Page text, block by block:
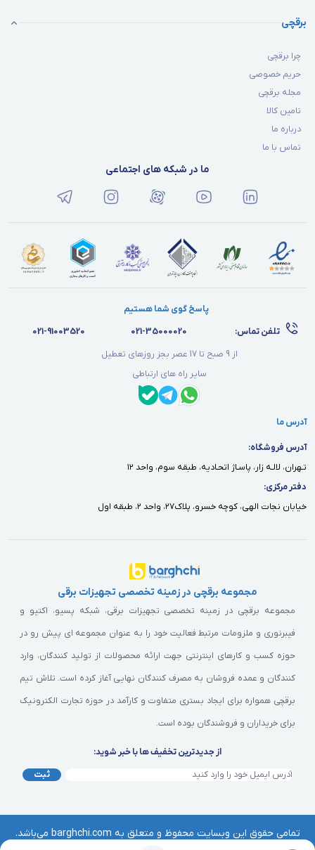
برقچی
چرا برقچی
حریم خصوصی
مجله برقچی
تامین کالا
درباره ما
تماس با ما
ما در شبکه های اجتماعی
پاسخ گوی شما هستیم
تلفن تماس:
021-35000020
021-91003520
از 9 صبح تا 17 عصر بجز روزهای تعطیل
سایر راه های ارتباطی
آدرس ما
آدرس فروشگاه:
تـهران، لالـه زار، پاسـاژ اتحـاديه، طبقه سوم، واحد ١٢
دفتر مركزى:
خيابان نجات الهى، كوچه خسرو، پلاك٢٧، واحد ٢، طبقه اول
مجموعه برقچی در زمینه تخصصی تجهیزات برقی
مجموعه برقچی در زمینه تخصصی تجهیزات برقی، شبکه پسیو، اکتیو و
فیبرنوری و ملزومات مرتبط فعالیت خود را به عنوان مجموعه ای پیش رو در
حوزه کسب و کارهای اینترنتی جهت ارائه محصولات از تولید کنندگان، وارد
کنندگان و عمده فروشان به مصرف کنندگان نهایی آغاز کرده است. تلاش تیم
برقچی همواره برای ایجاد بستری متفاوت و کارآمد در حوزه تجارت الکترونیک
برای خریداران و فروشندگان بوده است.
از جدیدترین تخفیف ها با خبر شوید:
ثبت
تمامی حقوق این وبسایت محفوظ و متعلق به barghchi.com می‌باشد.